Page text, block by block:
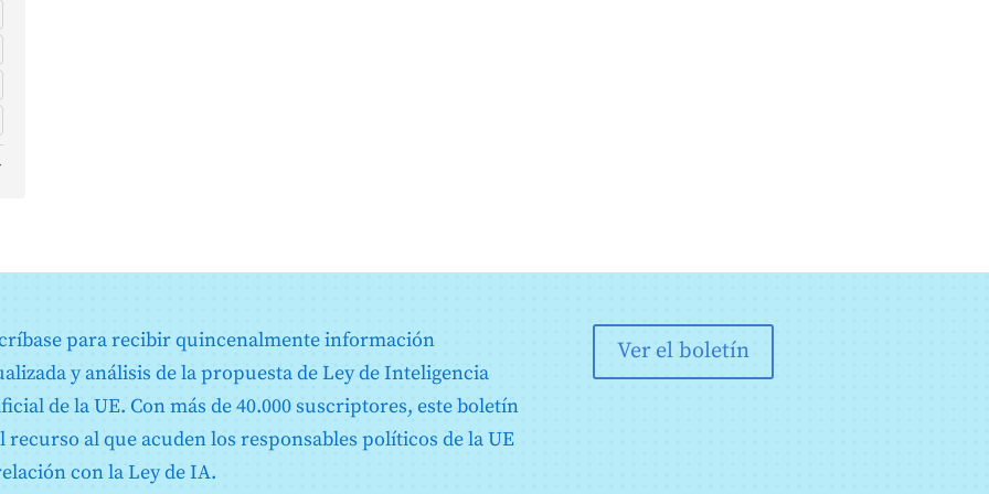
para recibir quincenalmente información
y análisis de la propuesta de Ley de Inteligencia
de la UE. Con más de 40.000 suscriptores, este boletín
recurso al que acuden los responsables políticos de la UE
con la Ley de IA.
Ver el boletín